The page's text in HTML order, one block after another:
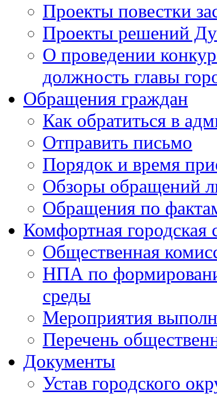
Проекты повестки
Проекты решений
О проведении
должность главы
Обращения граждан
Как обратиться в
Отправить письмо
Порядок и время
Обзоры обращений
Обращения по
Комфортная городская
Общественная
НПА по
среды
Мероприятия
Перечень
Документы
Устав городского